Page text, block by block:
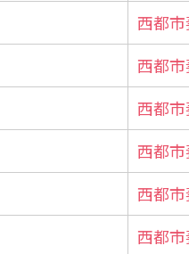
西都
西都
西都
西都
西都
西都